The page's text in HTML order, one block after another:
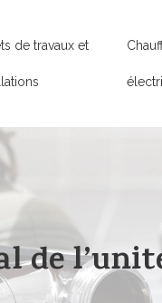
de travaux et